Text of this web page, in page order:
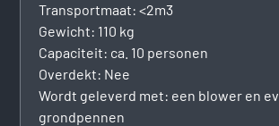
Transportmaat: <2m3
Gewicht: 110 kg
Capaciteit: ca. 10 personen
Overdekt: Nee
Wordt geleverd met: een blower en
grondpennen